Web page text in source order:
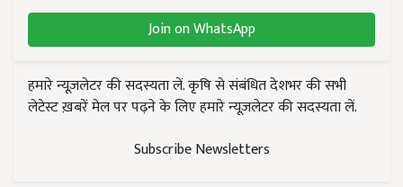
Join on WhatsApp
हमारे न्यूज़लेटर की सदस्यता लें. कृषि से संबंधित देशभर की सभी
लेटेस्ट ख़बरें मेल पर पढ़ने के लिए हमारे न्यूज़लेटर की सदस्यता लें.
Subscribe Newsletters